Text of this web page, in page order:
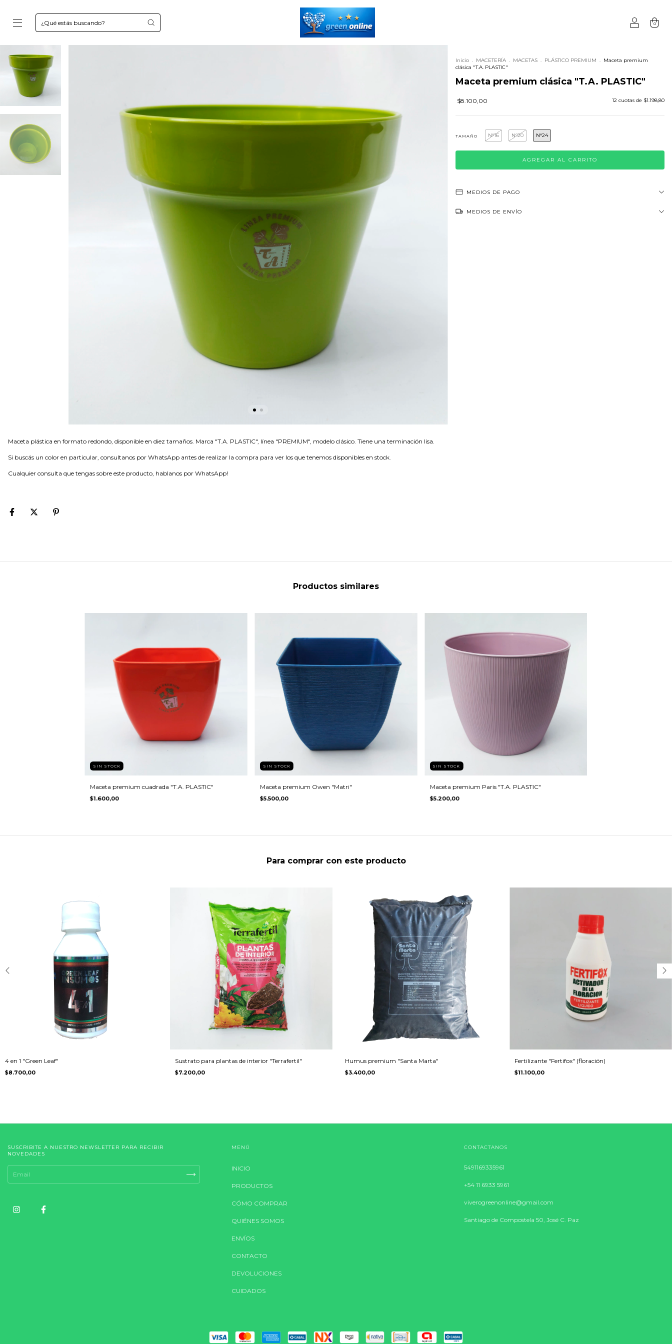
0
Inicio . MACETERÍA . MACETAS . PLÁSTICO PREMIUM . Maceta premium
clásica "T.A. PLASTIC"
Maceta premium clásica "T.A. PLASTIC"
$8.100,00 12 cuotas de $1.198,80
TAMAÑO N°16 N°20 N°24
MEDIOS DE PAGO
MEDIOS DE ENVÍO
Maceta plástica en formato redondo, disponible en diez tamaños. Marca "T.A. PLASTIC", línea "PREMIUM", modelo clásico. Tiene una terminación lisa.
Si buscás un color en particular, consultanos por WhatsApp antes de realizar la compra para ver los que tenemos disponibles en stock.
Cualquier consulta que tengas sobre este producto, hablanos por WhatsApp!
Productos similares
SIN STOCK
Maceta premium cuadrada "T.A. PLASTIC"
$1.600,00
SIN STOCK
Maceta premium Owen "Matri"
$5.500,00
SIN STOCK
Maceta premium Paris "T.A. PLASTIC"
$5.200,00
Para comprar con este producto
4 en 1 "Green Leaf"
$8.700,00
Sustrato para plantas de interior "Terrafertil"
$7.200,00
Humus premium "Santa Marta"
$3.400,00
Fertilizante "Fertifox" (floración)
$11.100,00
SUSCRIBITE A NUESTRO NEWSLETTER PARA RECIBIR
NOVEDADES
MENÚ
INICIO
PRODUCTOS
CÓMO COMPRAR
QUIÉNES SOMOS
ENVÍOS
CONTACTO
DEVOLUCIONES
CUIDADOS
CONTACTANOS
5491169335961
+54 11 6933 5961
viverogreenonline@gmail.com
Santiago de Compostela 50, José C. Paz